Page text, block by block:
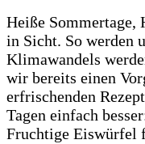
Heiße Sommertage,
in Sicht. So werden
Klimawandels
wir bereits einen
erfrischenden
Tagen einfach
Fruchtige Eiswürfel